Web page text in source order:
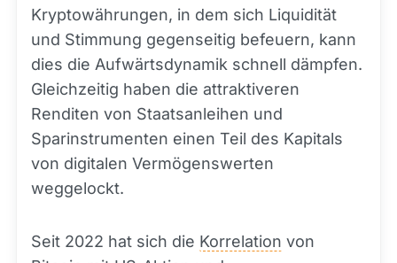
Kryptowährungen, in dem sich Liquidität
und Stimmung gegenseitig befeuern, kann
dies die Aufwärtsdynamik schnell dämpfen.
Gleichzeitig haben die attraktiveren
Renditen von Staatsanleihen und
Sparinstrumenten einen Teil des Kapitals
von digitalen Vermögenswerten
weggelockt.
Seit 2022 hat sich die Korrelation von